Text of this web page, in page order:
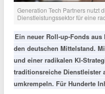
Generation Tech Partners nutzt
Dienstleistungssektor für eine
Ein neuer Roll-up-Fonds
den deutschen Mittelstand.
und einer radikalen KI-
traditionsreiche Dienstleister
umkrempeln. Für Hunderte